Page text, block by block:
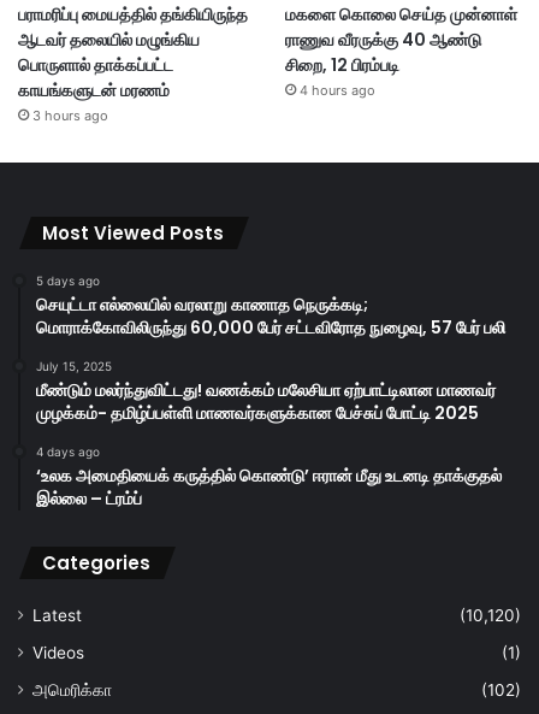
பராமரிப்பு மையத்தில் தங்கியிருந்த
ஆடவர் தலையில் மழுங்கிய
பொருளால் தாக்கப்பட்ட
காயங்களுடன் மரணம்
3 hours ago
மகளை கொலை செய்த முன்னாள்
ராணுவ வீரருக்கு 40 ஆண்டு
சிறை, 12 பிரம்படி
4 hours ago
Most Viewed Posts
5 days ago
செயுட்டா எல்லையில் வரலாறு காணாத நெருக்கடி;
மொராக்கோவிலிருந்து 60,000 பேர் சட்டவிரோத நுழைவு, 57 பேர் பலி
July 15, 2025
மீண்டும் மலர்ந்துவிட்டது! வணக்கம் மலேசியா ஏற்பாட்டிலான மாணவர்
முழக்கம்- தமிழ்ப்பள்ளி மாணவர்களுக்கான பேச்சுப் போட்டி 2025
4 days ago
‘உலக அமைதியைக் கருத்தில் கொண்டு’ ஈரான் மீது உடனடி தாக்குதல்
இல்லை – ட்ரம்ப்
Categories
Latest
(10,120)
Videos
(1)
அமெரிக்கா
(102)